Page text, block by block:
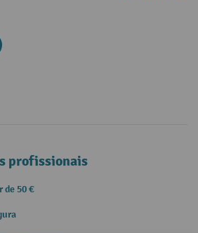
profissionais
de 50 €